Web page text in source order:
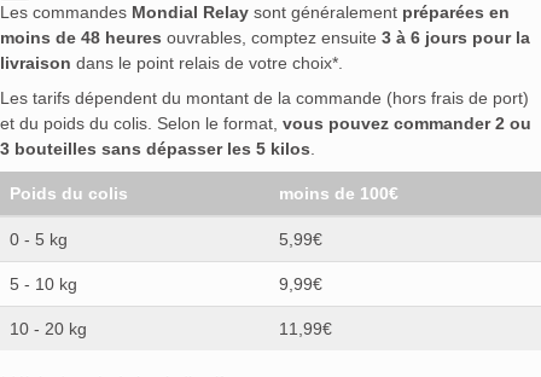
Les commandes Mondial Relay sont généralement préparées en
moins de 48 heures ouvrables, comptez ensuite 3 à 6 jours pour la
livraison dans le point relais de votre choix*.
Les tarifs dépendent du montant de la commande (hors frais de port)
et du poids du colis. Selon le format, vous pouvez commander 2 ou
3 bouteilles sans dépasser les 5 kilos
Poids du colis moins de 100€
0 - 5 kg 5,99€
5 - 10 kg 9,99€
10 - 20 kg 11,99€